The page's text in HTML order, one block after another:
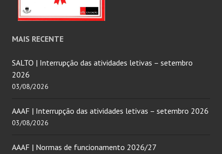
MAIS RECENTE
SALTO | Interrupção das atividades letivas – setembro
2026
03/08/2026
AAAF | Interrupção das atividades letivas – setembro 2026
03/08/2026
AAAF | Normas de funcionamento 2026/27